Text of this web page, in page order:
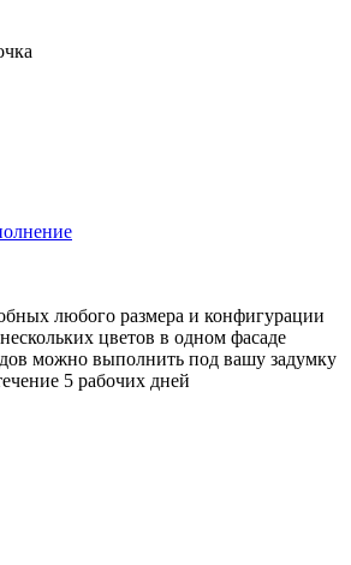
любого размера и конфигурации
цветов в одном фасаде
можно выполнить под вашу задумку
5 рабочих дней